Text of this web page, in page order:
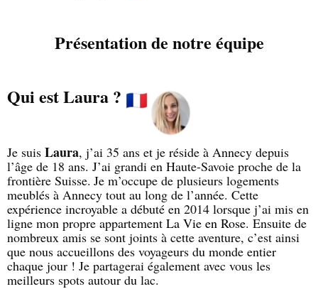
Présentation de notre équipe
Qui est Laura ?
Je suis Laura, j’ai 35 ans et je réside à Annecy depuis
l’âge de 18 ans. J’ai grandi en Haute-Savoie proche de la
frontière Suisse. Je m’occupe de plusieurs logements
meublés à Annecy tout au long de l’année. Cette
expérience incroyable a débuté en 2014 lorsque j’ai mis en
ligne mon propre appartement La Vie en Rose. Ensuite de
nombreux amis se sont joints à cette aventure, c’est ainsi
que nous accueillons des voyageurs du monde entier
chaque jour ! Je partagerai également avec vous les
meilleurs spots autour du lac.